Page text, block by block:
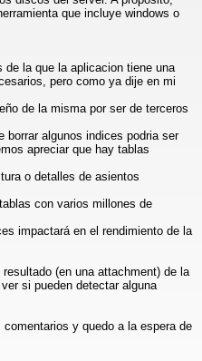
que incluye windows o
la que la aplicacion tiene una
pero como ya dije en mi
de la misma por ser de terceros
borrar algunos indices podria ser
apreciar que hay tablas
o detalles de asientos
con varios millones de
impactará en el rendimiento de la
(en una attachment) de la
si pueden detectar alguna
y quedo a la espera de